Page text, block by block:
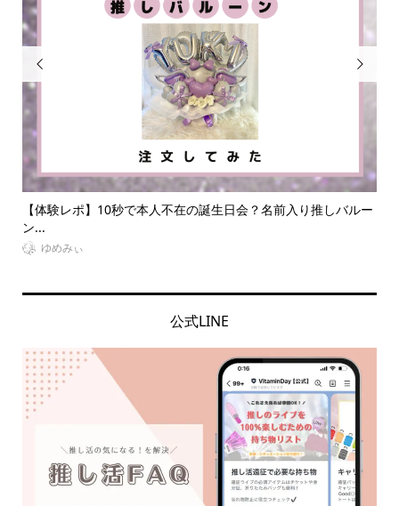

【体験レポ】10秒で本人不在の誕生日会？名前入り推しバルー
ン...
ゆめみぃ

公式LINE